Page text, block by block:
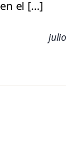
el […]